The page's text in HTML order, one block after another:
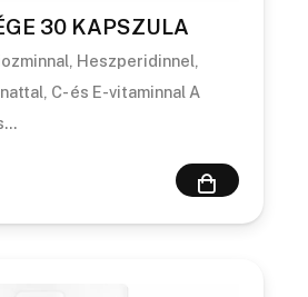
30 KAPSZULA
Heszperidinnel,
C- és E-vitaminnal A